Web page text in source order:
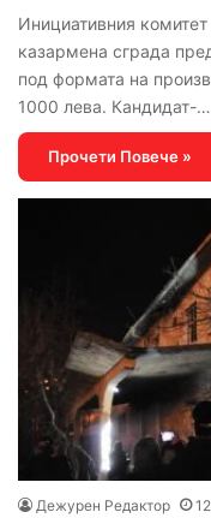
Инициативния
казармена сграда
под формата на
1000 лева. Кандидат-…
Прочети Повече »
Дежурен Редактор